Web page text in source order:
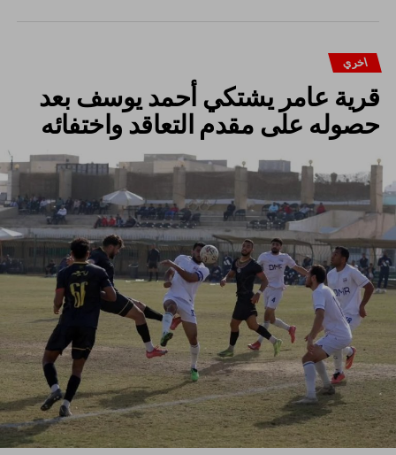
اخري
قرية عامر يشتكي أحمد يوسف بعد
حصوله على مقدم التعاقد واختفائه